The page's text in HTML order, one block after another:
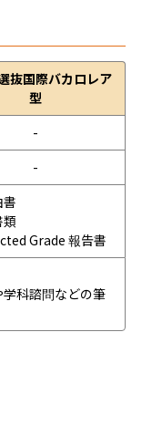
抜国際バカロレア
型
-
-
類
Grade 報告書
学科諮問などの筆